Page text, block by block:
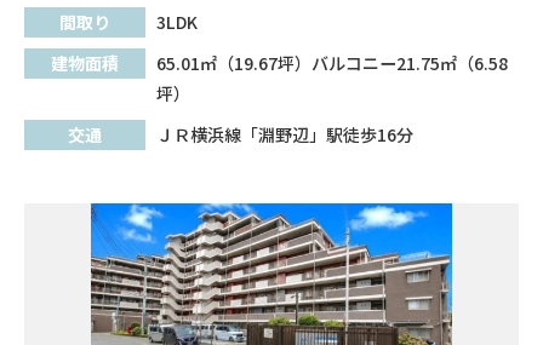
間取り
3LDK
建物面積
65.01㎡（19.67坪）バルコニー21.75㎡（6.58
坪）
交通
ＪＲ横浜線「淵野辺」駅徒歩16分